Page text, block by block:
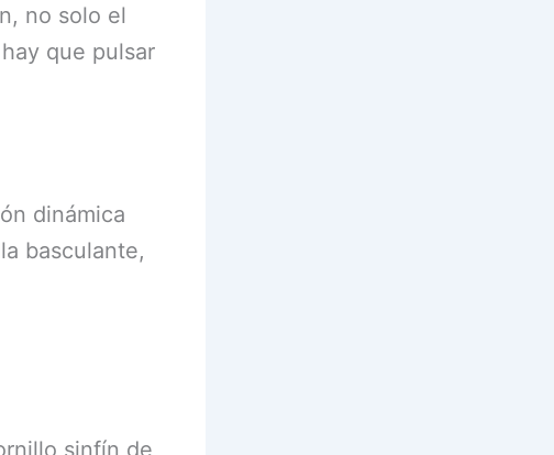
no solo el
que pulsar
dinámica
basculante,
sinfín de